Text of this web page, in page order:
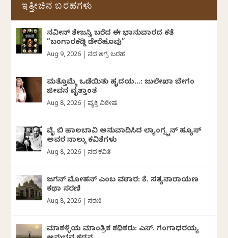
ಇತ್ತೀಚಿನ ಬರಹಗಳು
ನವೀನ್‌ ತೇಜಸ್ವಿ ಬರೆದ ಈ ಭಾನುವಾರದ ಕತೆ
“ಬಂಗಾರಕಡ್ಡಿ ಡೇರೆಹೂವು”
Aug 9, 2026 ದಿನದ ಅಗ್ರ ಬರಹ
ಮತ್ತೊಮ್ಮೆ ಒಡೆಯಿತು ಹೃದಯ…: ಜುಲೇಖಾ ಬೇಗಂ
ಜೀವನ ವೃತ್ತಾಂತ
Aug 8, 2026 ವ್ಯಕ್ತಿ ವಿಶೇಷ
ವೈ ಬಿ ಹಾಲಬಾವಿ ಅನುವಾದಿಸಿದ ಲ್ಯಾಂಗ್ಸ್ಟನ್ ಹ್ಯೂಸ್
ಅವರ ನಾಲ್ಕು ಕವಿತೆಗಳು
Aug 8, 2026 ದಿನದ ಕವಿತೆ
ಜಗನ್‌ ಮೋಹನ್‌ ಎಂಬ ವಠಾರ: ಕೆ. ಸತ್ಯನಾರಾಯಣ
ಕಥಾ ಸರಣಿ
Aug 8, 2026 ಸರಣಿ
ಮಾಕಳ್ಳಿಯ ಮಾಂತ್ರಿಕ ಕಥಿಕರು: ಎಸ್. ಗಂಗಾಧರಯ್ಯ